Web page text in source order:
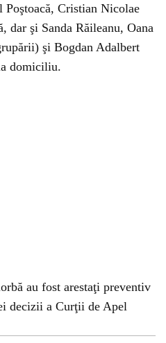
Poştoacă, Cristian Nicolae
dar şi Sanda Răileanu, Oana
şi Bogdan Adalbert
domiciliu.
au fost arestaţi preventiv
decizii a Curţii de Apel